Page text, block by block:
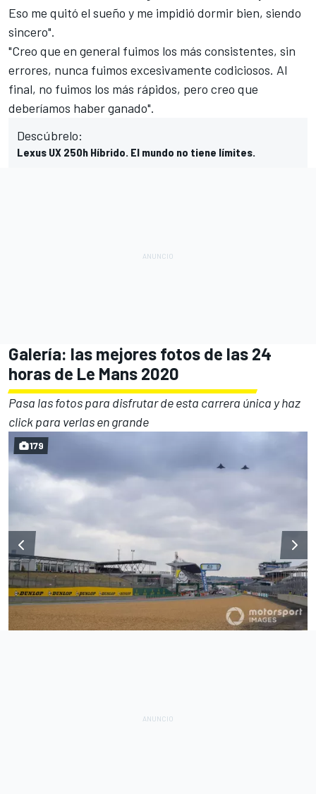
Eso me quitó el sueño y me impidió dormir bien, siendo
sincero".
"Creo que en general fuimos los más consistentes, sin
errores, nunca fuimos excesivamente codiciosos. Al
final, no fuimos los más rápidos, pero creo que
deberíamos haber ganado".
Descúbrelo:
Lexus UX 250h Híbrido. El mundo no tiene límites.
Galería: las mejores fotos de las 24
horas de Le Mans 2020
Pasa las fotos para disfrutar de esta carrera única y haz
click para verlas en grande
179